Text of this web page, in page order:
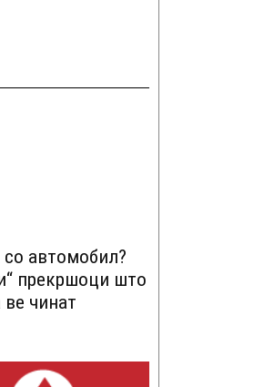
со автомобил?
прекршоци што
чинат